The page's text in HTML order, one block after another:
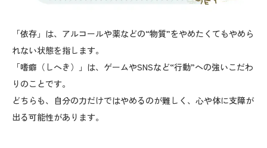
「依存」は、アルコールや薬などの“物質”をやめたくてもやめら
れない状態を指します。
「嗜癖（しへき）」は、ゲームやSNSなど“行動”への強いこだわ
りのことです。
どちらも、自分の力だけではやめるのが難しく、心や体に支障が
出る可能性があります。